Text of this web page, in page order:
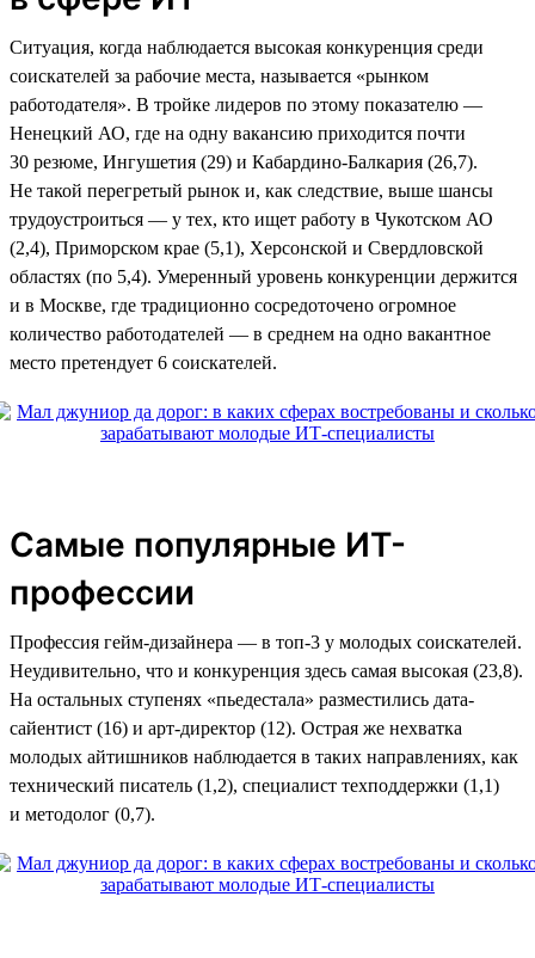
Ситуация, когда наблюдается высокая конкуренция среди
соискателей за рабочие места, называется «рынком
работодателя». В тройке лидеров по этому показателю —
Ненецкий АО, где на одну вакансию приходится почти
30 резюме, Ингушетия (29) и Кабардино-Балкария (26,7).
Не такой перегретый рынок и, как следствие, выше шансы
трудоустроиться — у тех, кто ищет работу в Чукотском АО
(2,4), Приморском крае (5,1), Херсонской и Свердловской
областях (по 5,4). Умеренный уровень конкуренции держится
и в Москве, где традиционно сосредоточено огромное
количество работодателей — в среднем на одно вакантное
место претендует 6 соискателей.
Самые популярные ИТ-
профессии
Профессия гейм-дизайнера — в топ-3 у молодых соискателей.
Неудивительно, что и конкуренция здесь самая высокая (23,8).
На остальных ступенях «пьедестала» разместились дата-
сайентист (16) и арт-директор (12). Острая же нехватка
молодых айтишников наблюдается в таких направлениях, как
технический писатель (1,2), специалист техподдержки (1,1)
и методолог (0,7).